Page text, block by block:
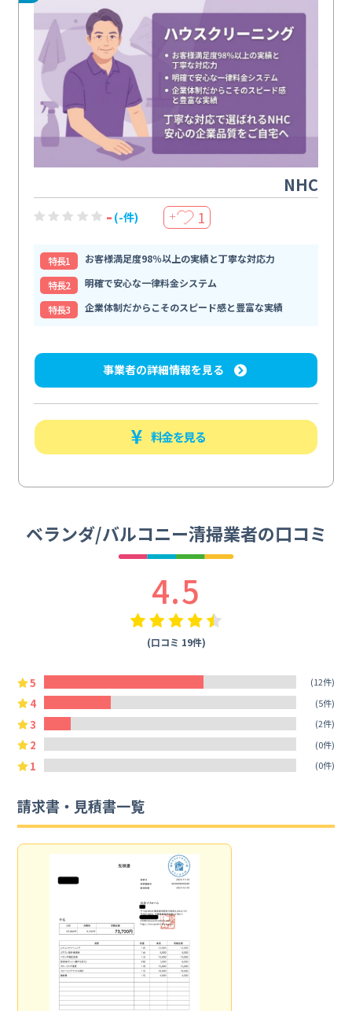
NHC
- (-件) ＋ 1
特⻑1
お客様満足度98％以上の実績と丁寧な対応力
特⻑2
明確で安心な一律料金システム
特⻑3
企業体制だからこそのスピード感と豊富な実績
事業者の詳細情報を見る
料金を見る
ベランダ/バルコニー清掃業者の口コミ
4.5
(口コミ 19件)
5 (12件)
4 (5件)
3 (2件)
2 (0件)
1 (0件)
請求書・見積書一覧